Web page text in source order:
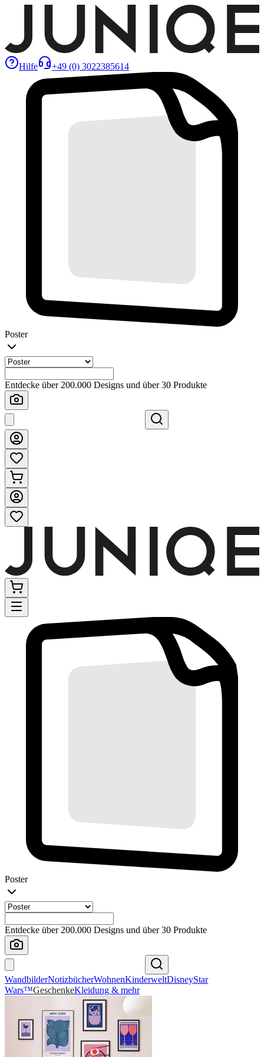
Hilfe +49 (0) 3022385614
Poster
Entdecke über 200.000 Designs und über 30 Produkte
Poster
Entdecke über 200.000 Designs und über 30 Produkte
WandbilderNotizbücherWohnenKinderweltDisneyStar
Wars™GeschenkeKleidung & mehr